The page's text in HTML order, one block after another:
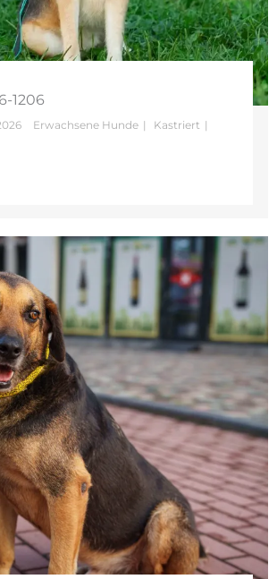
1206
Erwachsene Hunde
Kastriert